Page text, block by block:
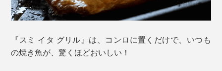
『スミ イタ グリル』は、コンロに置くだけで、いつも
の焼き魚が、驚くほどおいしい！